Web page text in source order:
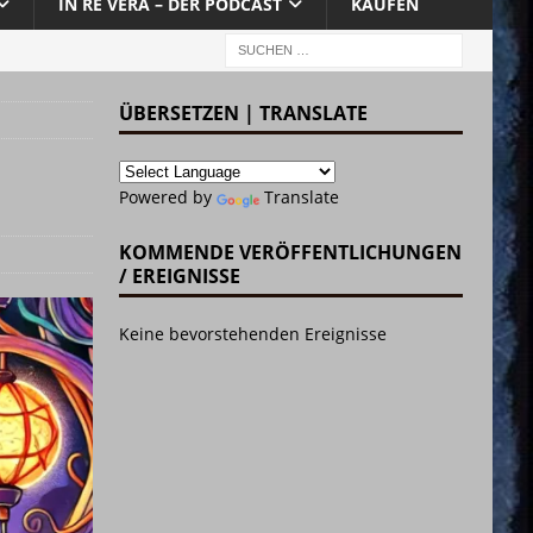
ÜBERSETZEN | TRANSLATE
Powered by Translate
KOMMENDE VERÖFFENTLICHUNGEN
/ EREIGNISSE
Keine bevorstehenden Ereignisse